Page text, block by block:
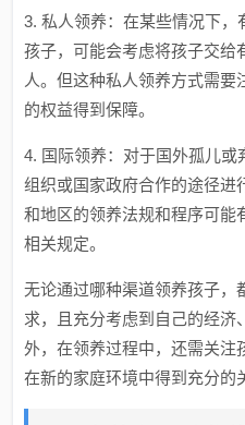
3. 私人领养：在某些情况下
孩子，可能会考虑将孩子交给
人。但这种私人领养方式需
的权益得到保障。
4. 国际领养：对于国外孤儿
组织或国家政府合作的途径进
和地区的领养法规和程序可能
相关规定。
无论通过哪种渠道领养孩子，
求，且充分考虑到自己的经济
外，在领养过程中，还需关注
在新的家庭环境中得到充分的